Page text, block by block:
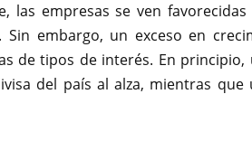
las empresas se ven
embargo, un exceso en
de tipos de interés. En principio,
del país al alza, mientras que